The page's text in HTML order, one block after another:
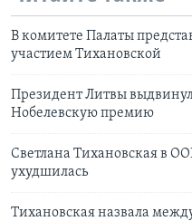
В комитете Палаты
участием Тихановской
Президент Литвы
Нобелевскую премию
Светлана Тихановская в
ухудшилась
Тихановская назвала